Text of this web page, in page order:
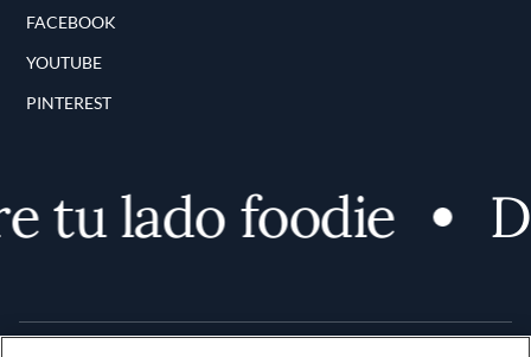
FACEBOOK
YOUTUBE
PINTEREST
tu lado foodie